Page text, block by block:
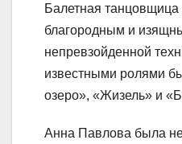
Балетная
благородным и
непревзойденной
известными ролями
озеро», «Жизель» и
Анна Павлова была